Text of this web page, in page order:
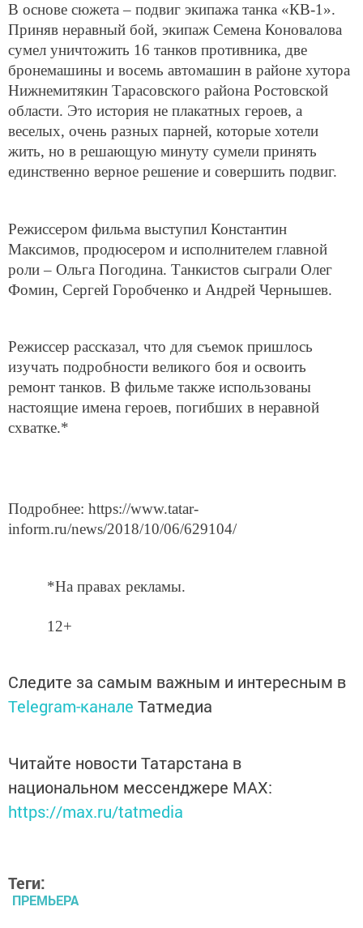
В основе сюжета – подвиг экипажа танка «КВ-1».
Приняв неравный бой, экипаж Семена Коновалова
сумел уничтожить 16 танков противника, две
бронемашины и восемь автомашин в районе хутора
Нижнемитякин Тарасовского района Ростовской
области. Это история не плакатных героев, а
веселых, очень разных парней, которые хотели
жить, но в решающую минуту сумели принять
единственно верное решение и совершить подвиг.
Режиссером фильма выступил Константин
Максимов, продюсером и исполнителем главной
роли – Ольга Погодина. Танкистов сыграли Олег
Фомин, Сергей Горобченко и Андрей Чернышев.
Режиссер рассказал, что для съемок пришлось
изучать подробности великого боя и освоить
ремонт танков. В фильме также использованы
настоящие имена героев, погибших в неравной
схватке.*
Подробнее: https://www.tatar-
inform.ru/news/2018/10/06/629104/
*На правах рекламы.
12+
Следите за самым важным и интересным в
Telegram-канале Татмедиа
Читайте новости Татарстана в
национальном мессенджере MАХ:
https://max.ru/tatmedia
Теги:
ПРЕМЬЕРА